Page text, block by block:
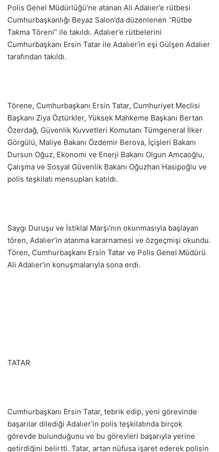
Polis Genel Müdürlüğü’ne atanan Ali Adalıer’e rütbesi
Cumhurbaşkanlığı Beyaz Salon’da düzenlenen “Rütbe
Takma Töreni” ile takıldı. Adalıer’e rütbelerini
Cumhurbaşkanı Ersin Tatar ile Adalıer’in eşi Gülşen Adalıer
tarafından takıldı.
Törene, Cumhurbaşkanı Ersin Tatar, Cumhuriyet Meclisi
Başkanı Ziya Öztürkler, Yüksek Mahkeme Başkanı Bertan
Özerdağ, Güvenlik Kuvvetleri Komutanı Tümgeneral İlker
Görgülü, Maliye Bakanı Özdemir Berova, İçişleri Bakanı
Dursun Oğuz, Ekonomi ve Enerji Bakanı Olgun Amcaoğlu,
Çalışma ve Sosyal Güvenlik Bakanı Oğuzhan Hasipoğlu ve
polis teşkilatı mensupları katıldı.
Saygı Duruşu ve İstiklal Marşı’nın okunmasıyla başlayan
tören, Adalıer’in atanma kararnamesi ve özgeçmişi okundu.
Tören, Cumhurbaşkanı Ersin Tatar ve Polis Genel Müdürü
Ali Adalıer’in konuşmalarıyla sona erdi.
TATAR
Cumhurbaşkanı Ersin Tatar, tebrik edip, yeni görevinde
başarılar dilediği Adalıer’in polis teşkilatında birçok
görevde bulunduğunu ve bu görevleri başarıyla yerine
getirdiğini belirtti. Tatar, artan nüfusa işaret ederek polisin